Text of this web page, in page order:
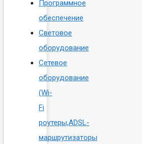
Программное
обеспечение
Световое
оборудование
Сетевое
оборудование
(Wi-
Fi
роутеры,ADSL-
маршрутизаторы